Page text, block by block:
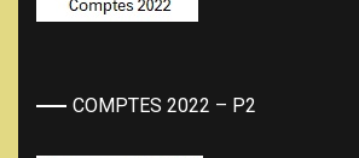
COMPTES 2022 – P2